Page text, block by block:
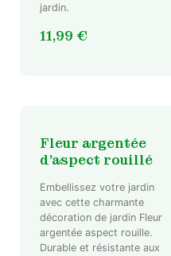
jardin.
11,99 €
Fleur argentée
d’aspect rouillé
Embellissez votre jardin
avec cette charmante
décoration de jardin Fleur
argentée aspect rouille.
Durable et résistante aux